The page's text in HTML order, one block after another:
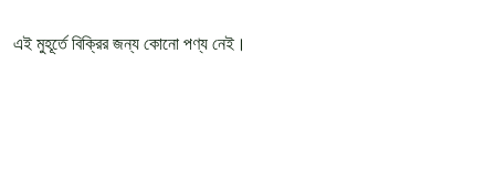
এই মুহূর্তে বিক্রির জন্য কোনো পণ্য নেই।